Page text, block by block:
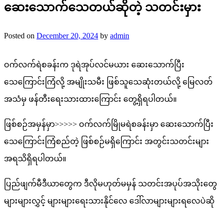
ဆေးသောက်သေတယ်ဆိုတဲ့ သတင်းမှား
Posted on December 20, 2024 by admin
ဝက်လက်ရဲစခန်းက ဒုရဲအုပ်လင်မယား ဆေးသောက်ပြီး
သေကြောင်းကြံလို့ အမျိုးသမီး ဖြစ်သူသေဆုံးတယ်လို့ မြေလတ်
အသံမှ ဖန်တီးရေးသားထားကြောင်း တွေ့ရှိရပါတယ်။
ဖြစ်စဉ်အမှန်မှာ>>>>> ဝက်လက်မြိုမရဲစခန်းမှာ ဆေးသောက်ပြီး
သေကြောင်းကြံစည်တဲ့ ဖြစ်စဉ်မရှိကြောင်း အတွင်းသတင်းများ
အရသိရှိရပါတယ်။
ပြည်ဖျက်မီဒီယာတွေက ဒီလိုမဟုတ်မမှန် သတင်းအပုပ်အသိုးတွေ
များများလွှင့် များများရေးသားနိုင်လေ ဒေါ်လာများများရလေပဲဆို